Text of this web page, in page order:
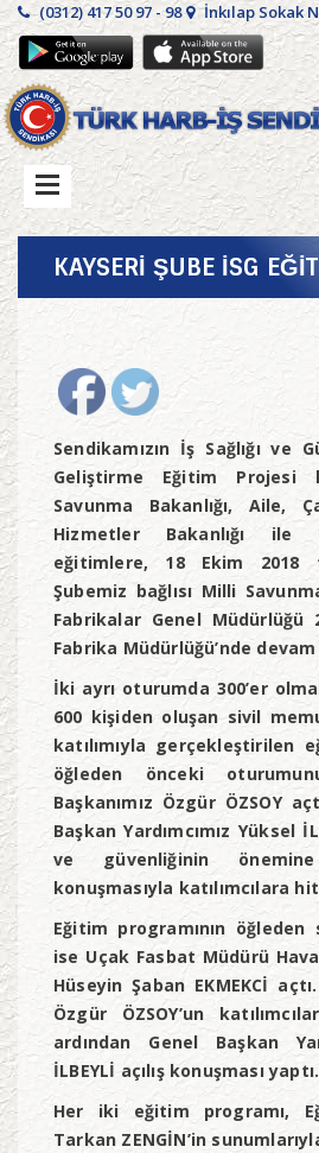
(0312) 417 50 97 - 98 İnkılap Sokak
KAYSERİ ŞUBE İSG
Sendikamızın İş Sağlığı ve
Geliştirme Eğitim Projesi
Savunma Bakanlığı, Aile,
Hizmetler Bakanlığı ile
eğitimlere, 18 Ekim 2018
Şubemiz bağlısı Milli
Fabrikalar Genel Müdürlüğü
Fabrika Müdürlüğü’nde
İki ayrı oturumda 300’er
600 kişiden oluşan sivil
katılımıyla gerçekleştirilen
öğleden önceki
Başkanımız Özgür ÖZSOY
Başkan Yardımcımız Yüksel
ve güvenliğinin
konuşmasıyla katılımcılara
Eğitim programının
ise Uçak Fasbat Müdürü
Hüseyin Şaban EKMEKCİ
Özgür ÖZSOY’un
ardından Genel Başkan
İLBEYLİ açılış konuşması yaptı.
Her iki eğitim programı,
Tarkan ZENGİN’in